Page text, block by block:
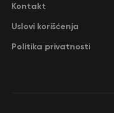
Kontakt
Uslovi korišćenja
Politika privatnosti